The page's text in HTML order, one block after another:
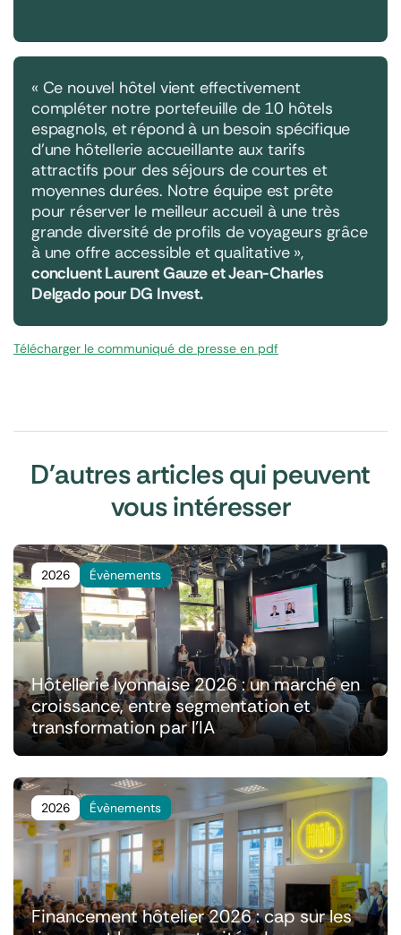
« Ce nouvel hôtel vient effectivement
compléter notre portefeuille de 10 hôtels
espagnols, et répond à un besoin spécifique
d’une hôtellerie accueillante aux tarifs
attractifs pour des séjours de courtes et
moyennes durées. Notre équipe est prête
pour réserver le meilleur accueil à une très
grande diversité de profils de voyageurs grâce
à une offre accessible et qualitative »,
concluent Laurent Gauze et Jean-Charles
Delgado pour DG Invest.
Télécharger le communiqué de presse en pdf
D'autres articles qui peuvent
vous intéresser
2026 Évènements
Hôtellerie lyonnaise 2026 : un marché en
croissance, entre segmentation et
transformation par l'IA
2026 Évènements
Financement hôtelier 2026 : cap sur les